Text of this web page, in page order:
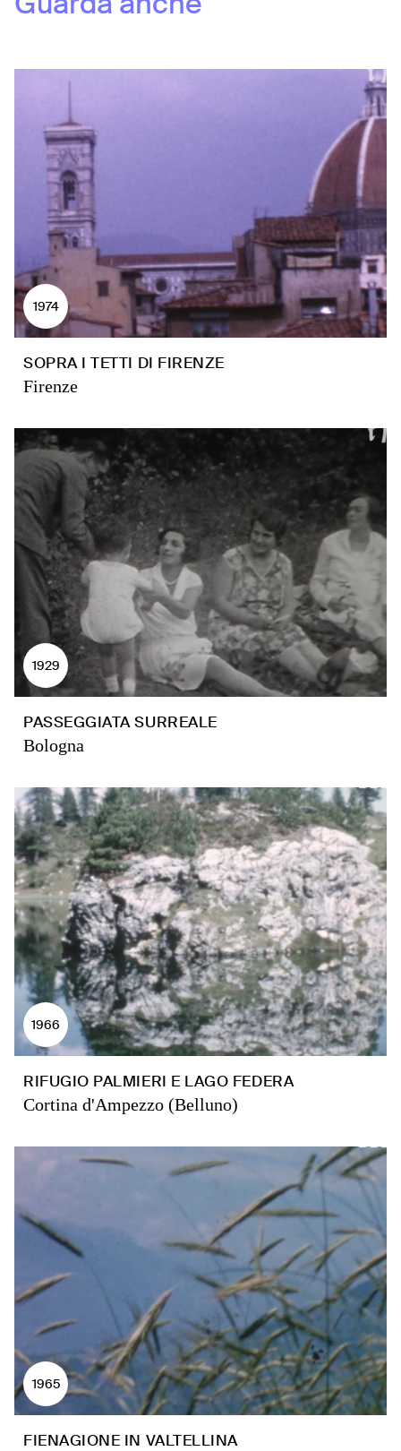
1974
SOPRA I TETTI DI FIRENZE
Firenze
1929
PASSEGGIATA SURREALE
Bologna
1966
RIFUGIO PALMIERI E LAGO FEDERA
Cortina d'Ampezzo (Belluno)
1965
FIENAGIONE IN VALTELLINA